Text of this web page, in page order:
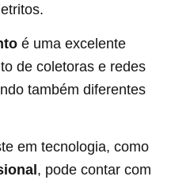
é uma excelente
de coletoras e redes
também diferentes
em tecnologia, como
, pode contar com